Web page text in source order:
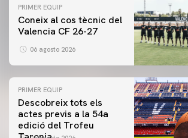
PRIMER EQUIP
Coneix al cos tècnic del
Valencia CF 26-27
06 agosto 2026
PRIMER EQUIP
Descobreix tots els
actes previs a la 54a
edició del Trofeu